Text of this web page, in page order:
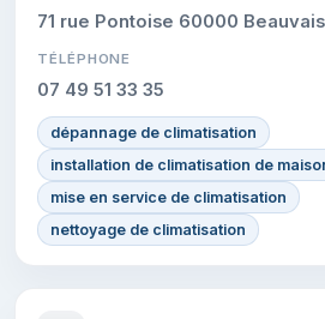
71 rue Pontoise 60000 Beauvais
TÉLÉPHONE
07 49 51 33 35
dépannage de climatisation
installation de climatisation de
mise en service de climatisation
nettoyage de climatisation